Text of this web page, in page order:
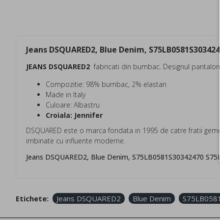
Jeans DSQUARED2, Blue Denim,
JEANS DSQUARED2 fabricati din bumbac. Designul
Compozitie: 98% bumbac, 2% elastan
Made in Italy
Culoare: Albastru
Croiala: Jennifer
DSQUARED este o marca fondata in 1995 de catre fratii
imbinate cu influente moderne.
Jeans DSQUARED2, Blue Denim, S75LB0581S30342470
Etichete: Jeans DSQUARED2 Blue Denim